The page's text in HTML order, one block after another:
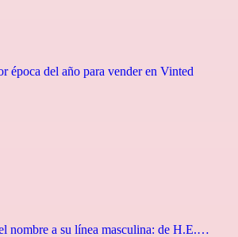
época del año para vender en Vinted
nombre a su línea masculina: de H.E.…